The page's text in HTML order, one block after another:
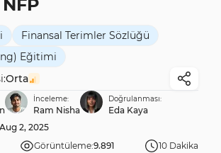
Finansal Terimler Sözlüğü
Eğitimi
Orta
İnceleme:
Ram Nisha
Doğrulanması:
Eda Kaya
Aug 2, 2025
Görüntüleme:9.891 10 Dakika